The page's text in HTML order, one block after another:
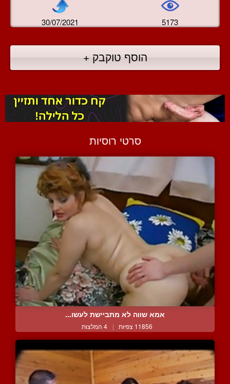
30/07/2021 5173
הוסף טוקבק +
סרטי רוסיות
אמא שווה לא מתביישת לעשו...
11856 צפיות | 4 המלצות